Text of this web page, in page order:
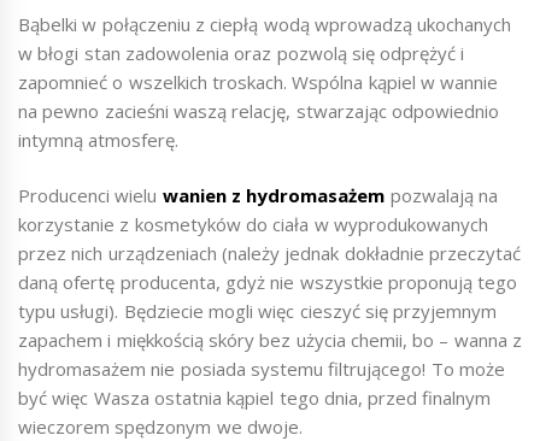
Bąbelki w połączeniu z ciepłą wodą wprowadzą ukochanych
w błogi stan zadowolenia oraz pozwolą się odprężyć i
zapomnieć o wszelkich troskach. Wspólna kąpiel w wannie
na pewno zacieśni waszą relację, stwarzając odpowiednio
intymną atmosferę.
Producenci wielu wanien z hydromasażem pozwalają na
korzystanie z kosmetyków do ciała w wyprodukowanych
przez nich urządzeniach (należy jednak dokładnie przeczytać
daną ofertę producenta, gdyż nie wszystkie proponują tego
typu usługi). Będziecie mogli więc cieszyć się przyjemnym
zapachem i miękkością skóry bez użycia chemii, bo – wanna z
hydromasażem nie posiada systemu filtrującego! To może
być więc Wasza ostatnia kąpiel tego dnia, przed finalnym
wieczorem spędzonym we dwoje.